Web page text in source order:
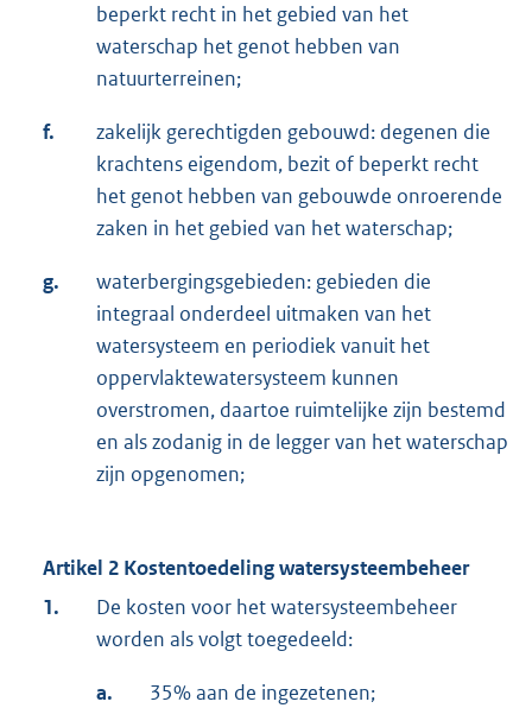
beperkt recht in het gebied van het
waterschap het genot hebben van
natuurterreinen;
f.
zakelijk gerechtigden gebouwd: degenen die
krachtens eigendom, bezit of beperkt recht
het genot hebben van gebouwde onroerende
zaken in het gebied van het waterschap;
g.
waterbergingsgebieden: gebieden die
integraal onderdeel uitmaken van het
watersysteem en periodiek vanuit het
oppervlaktewatersysteem kunnen
overstromen, daartoe ruimtelijke zijn bestemd
en als zodanig in de legger van het waterschap
zijn opgenomen;
Artikel 2 Kostentoedeling watersysteembeheer
1.
De kosten voor het watersysteembeheer
worden als volgt toegedeeld:
a. 35% aan de ingezetenen;